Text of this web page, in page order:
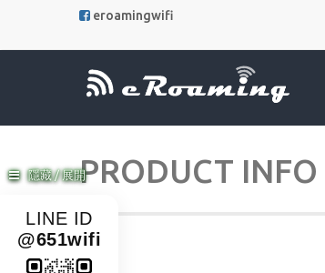
隱藏 / 展開
LINE ID
@651wifi
eroamingwifi
PRODUCT INFO